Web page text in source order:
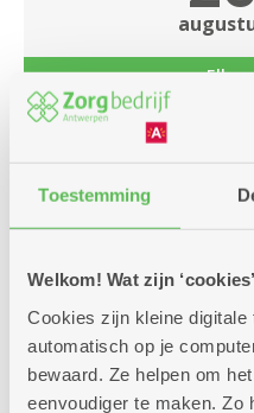
Toestemming
Welkom! Wat zijn
Cookies zijn kleine digitale
automatisch op je
bewaard. Ze helpen om
eenvoudiger te maken. Zo
Elke
Biljart in
Dienstencentrum
Samen een potje